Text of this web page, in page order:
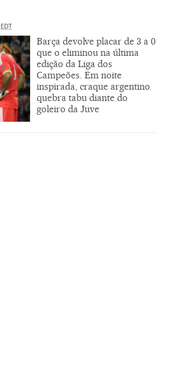
EDT
Barça devolve placar de 3 a 0
que o eliminou na última
edição da Liga dos
Campeões. Em noite
inspirada, craque argentino
quebra tabu diante do
goleiro da Juve